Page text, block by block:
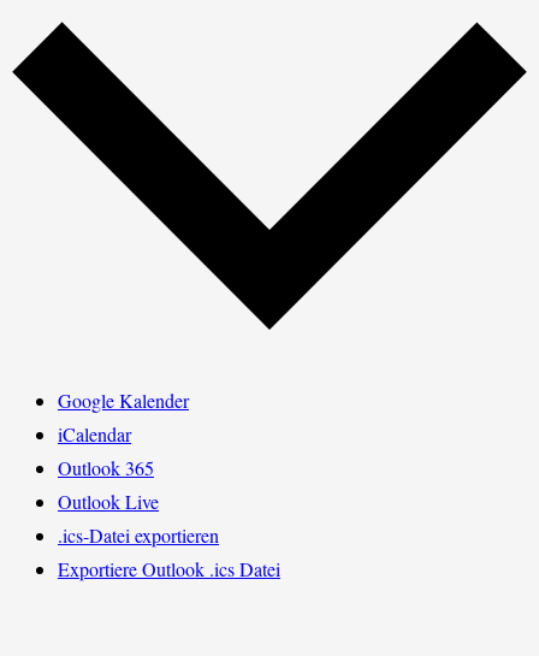
Google Kalender
iCalendar
Outlook 365
Outlook Live
.ics-Datei exportieren
Exportiere Outlook .ics Datei